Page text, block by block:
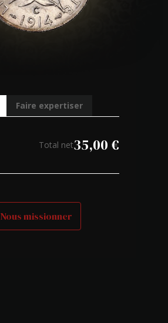
Faire expertiser
Total net35,00€
Nous missionner